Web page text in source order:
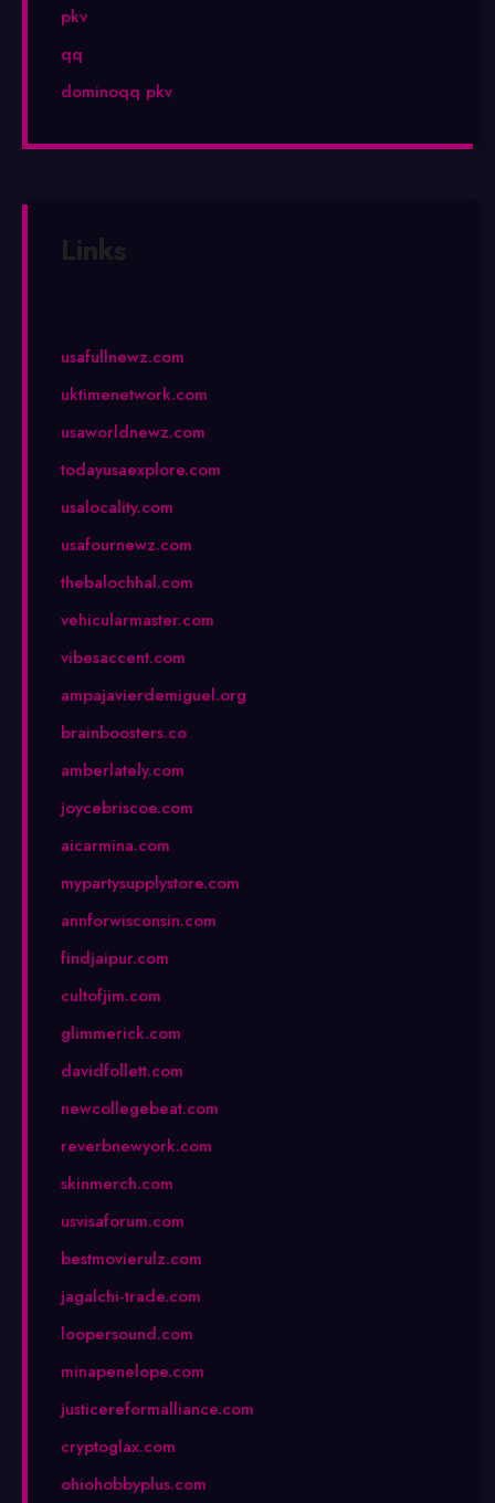
pkv
qq
dominoqq pkv
Links
usafullnewz.com
uktimenetwork.com
usaworldnewz.com
todayusaexplore.com
usalocality.com
usafournewz.com
thebalochhal.com
vehicularmaster.com
vibesaccent.com
ampajavierdemiguel.org
brainboosters.co
amberlately.com
joycebriscoe.com
aicarmina.com
mypartysupplystore.com
annforwisconsin.com
findjaipur.com
cultofjim.com
glimmerick.com
davidfollett.com
newcollegebeat.com
reverbnewyork.com
skinmerch.com
usvisaforum.com
bestmovierulz.com
jagalchi-trade.com
loopersound.com
minapenelope.com
justicereformalliance.com
cryptoglax.com
ohiohobbyplus.com